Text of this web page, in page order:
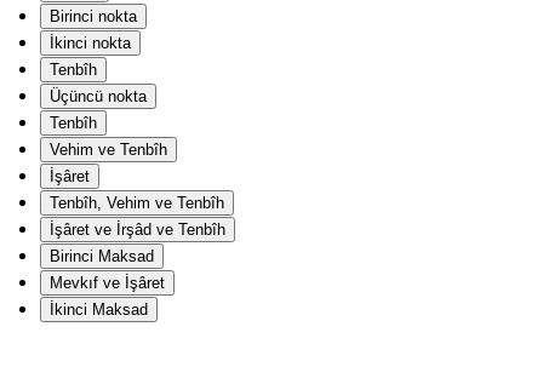
Birinci nokta
İkinci nokta
Tenbîh
Üçüncü nokta
Tenbîh
Vehim ve Tenbîh
İşâret
Tenbîh, Vehim ve Tenbîh
İşâret ve İrşâd ve Tenbîh
Birinci Maksad
Mevkıf ve İşâret
İkinci Maksad